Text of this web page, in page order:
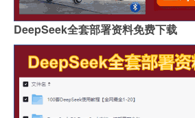
DeepSeek全套部署资料免费下载